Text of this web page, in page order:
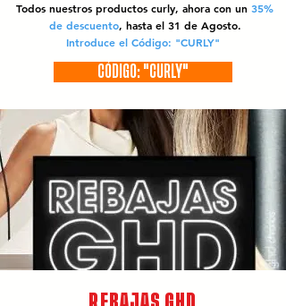
Todos nuestros productos curly, ahora con un 35%
de descuento, hasta el 31 de Agosto.
Introduce el Código: "CURLY"
CÓDIGO: "CURLY"